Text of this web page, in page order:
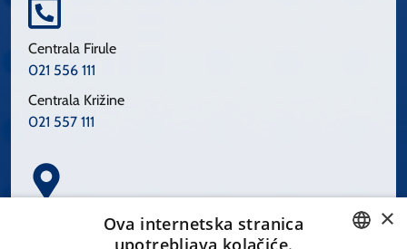
Centrala Firule
021 556 111
Centrala Križine
021 557 111
Spinčićeva 1, 21000 Split
×
Ova internetska stranica
upotrebljava kolačiće.